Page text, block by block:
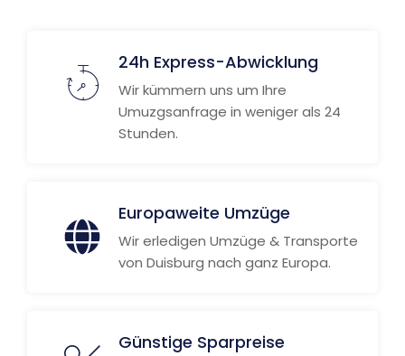
24h Express-Abwicklung
Wir kümmern uns um Ihre
Umuzgsanfrage in weniger als 24
Stunden.
Europaweite Umzüge
Wir erledigen Umzüge & Transporte
von Duisburg nach ganz Europa.
Günstige Sparpreise